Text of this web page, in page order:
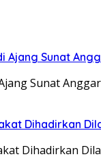
Ajang Sunat
Sunat
Dihadirkan
Dihadirkan